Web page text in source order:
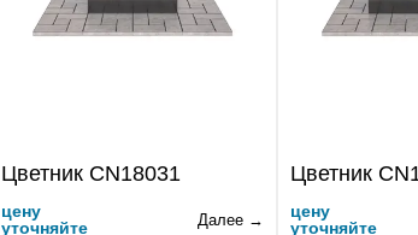
Цветник CN18031
цену
уточняйте
Далее →
Цветник
цену
уточняйте